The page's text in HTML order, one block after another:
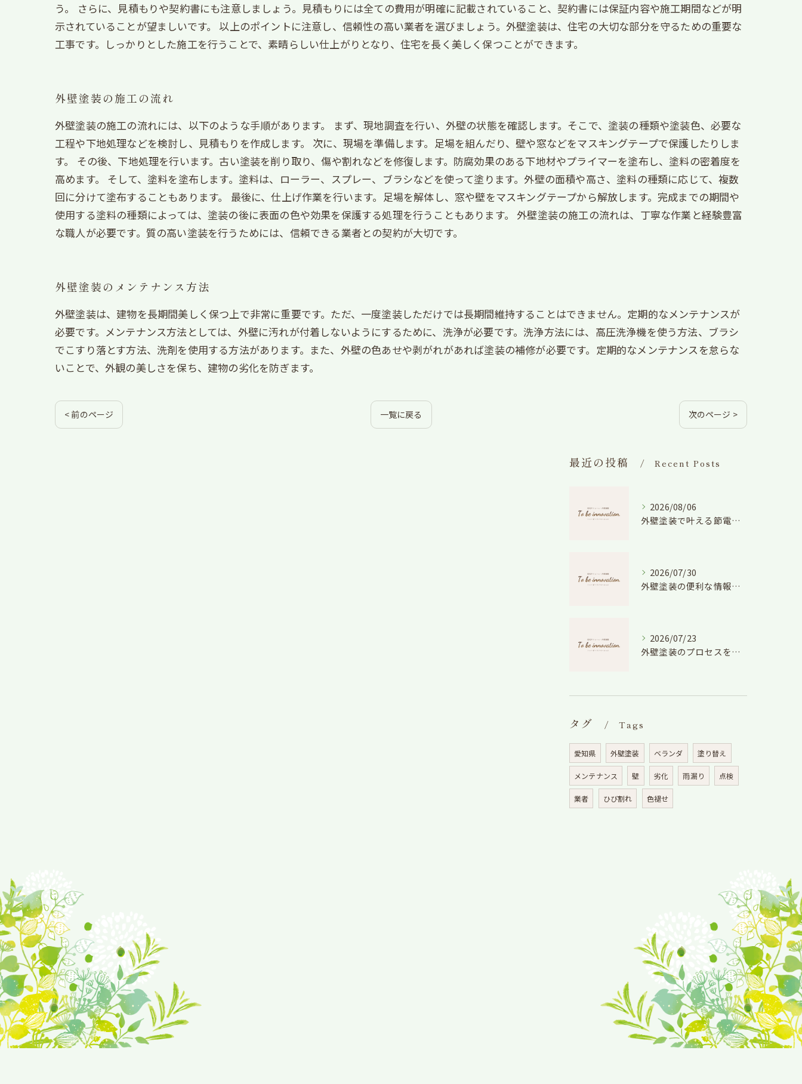
う。 さらに、見積もりや契約書にも注意しましょう。見積もりには全ての費用が明確に記載されていること、契約書には保証内容や施工期間などが明
示されていることが望ましいです。 以上のポイントに注意し、信頼性の高い業者を選びましょう。外壁塗装は、住宅の大切な部分を守るための重要な
工事です。しっかりとした施工を行うことで、素晴らしい仕上がりとなり、住宅を長く美しく保つことができます。
外壁塗装の施工の流れ
外壁塗装の施工の流れには、以下のような手順があります。 まず、現地調査を行い、外壁の状態を確認します。そこで、塗装の種類や塗装色、必要な
工程や下地処理などを検討し、見積もりを作成します。 次に、現場を準備します。足場を組んだり、壁や窓などをマスキングテープで保護したりしま
す。 その後、下地処理を行います。古い塗装を削り取り、傷や割れなどを修復します。防腐効果のある下地材やプライマーを塗布し、塗料の密着度を
高めます。 そして、塗料を塗布します。塗料は、ローラー、スプレー、ブラシなどを使って塗ります。外壁の面積や高さ、塗料の種類に応じて、複数
回に分けて塗布することもあります。 最後に、仕上げ作業を行います。足場を解体し、窓や壁をマスキングテープから解放します。完成までの期間や
使用する塗料の種類によっては、塗装の後に表面の色や効果を保護する処理を行うこともあります。 外壁塗装の施工の流れは、丁寧な作業と経験豊富
な職人が必要です。質の高い塗装を行うためには、信頼できる業者との契約が大切です。
外壁塗装のメンテナンス方法
外壁塗装は、建物を長期間美しく保つ上で非常に重要です。ただ、一度塗装しただけでは長期間維持することはできません。定期的なメンテナンスが
必要です。メンテナンス方法としては、外壁に汚れが付着しないようにするために、洗浄が必要です。洗浄方法には、高圧洗浄機を使う方法、ブラシ
でこすり落とす方法、洗剤を使用する方法があります。また、外壁の色あせや剥がれがあれば塗装の補修が必要です。定期的なメンテナンスを怠らな
いことで、外観の美しさを保ち、建物の劣化を防ぎます。
< 前のページ 一覧に戻る 次のページ >
最近の投稿 Recent Posts
2026/08/06
外壁塗装で叶える節電効果と愛知県の相場や色選びのポイントを徹底解説
2026/07/30
外壁塗装の便利な情報と失敗しない色や費用判断のコツを徹底解説
2026/07/23
外壁塗装のプロセスを愛知県でスムーズに進めるための工程と費用徹底解説
タグ Tags
愛知県 外壁塗装 ベランダ 塗り替え
メンテナンス 壁 劣化 雨漏り 点検
業者 ひび割れ 色褪せ